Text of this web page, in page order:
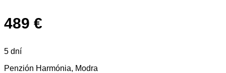
489 €
5 dní
Penzión Harmónia, Modra